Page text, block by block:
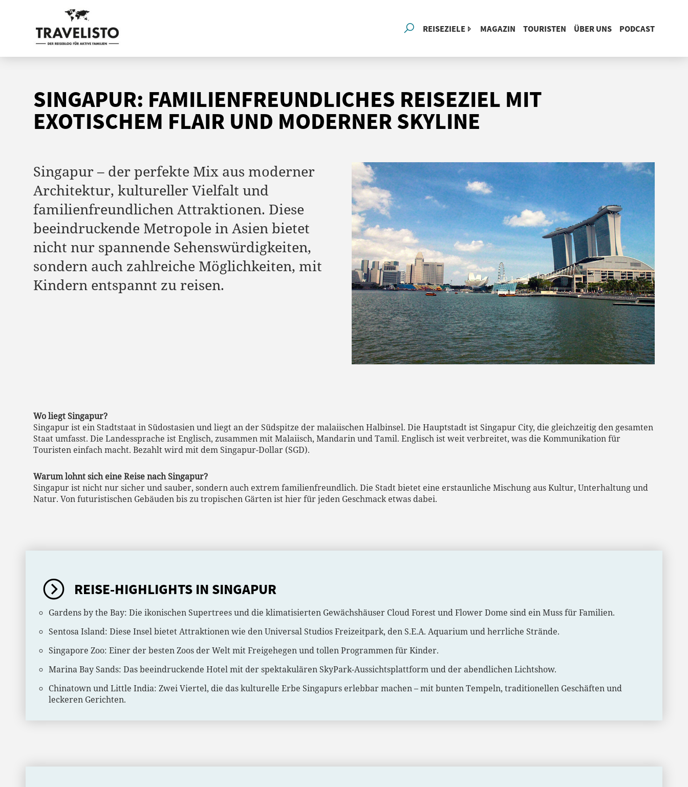
REISEZIELE MAGAZIN TOURISTEN ÜBER UNS PODCAST
SINGAPUR: FAMILIENFREUNDLICHES REISEZIEL MIT
EXOTISCHEM FLAIR UND MODERNER SKYLINE
Singapur – der perfekte Mix aus moderner
Architektur, kultureller Vielfalt und
familienfreundlichen Attraktionen. Diese
beeindruckende Metropole in Asien bietet
nicht nur spannende Sehenswürdigkeiten,
sondern auch zahlreiche Möglichkeiten, mit
Kindern entspannt zu reisen.
Wo liegt Singapur?
Singapur ist ein Stadtstaat in Südostasien und liegt an der Südspitze der malaiischen Halbinsel. Die Hauptstadt ist Singapur City, die gleichzeitig den gesamten
Staat umfasst. Die Landessprache ist Englisch, zusammen mit Malaiisch, Mandarin und Tamil. Englisch ist weit verbreitet, was die Kommunikation für
Touristen einfach macht. Bezahlt wird mit dem Singapur-Dollar (SGD).
Warum lohnt sich eine Reise nach Singapur?
Singapur ist nicht nur sicher und sauber, sondern auch extrem familienfreundlich. Die Stadt bietet eine erstaunliche Mischung aus Kultur, Unterhaltung und
Natur. Von futuristischen Gebäuden bis zu tropischen Gärten ist hier für jeden Geschmack etwas dabei.
REISE-HIGHLIGHTS IN SINGAPUR
Gardens by the Bay: Die ikonischen Supertrees und die klimatisierten Gewächshäuser Cloud Forest und Flower Dome sind ein Muss für Familien.
Sentosa Island: Diese Insel bietet Attraktionen wie den Universal Studios Freizeitpark, den S.E.A. Aquarium und herrliche Strände.
Singapore Zoo: Einer der besten Zoos der Welt mit Freigehegen und tollen Programmen für Kinder.
Marina Bay Sands: Das beeindruckende Hotel mit der spektakulären SkyPark-Aussichtsplattform und der abendlichen Lichtshow.
Chinatown und Little India: Zwei Viertel, die das kulturelle Erbe Singapurs erlebbar machen – mit bunten Tempeln, traditionellen Geschäften und
leckeren Gerichten.